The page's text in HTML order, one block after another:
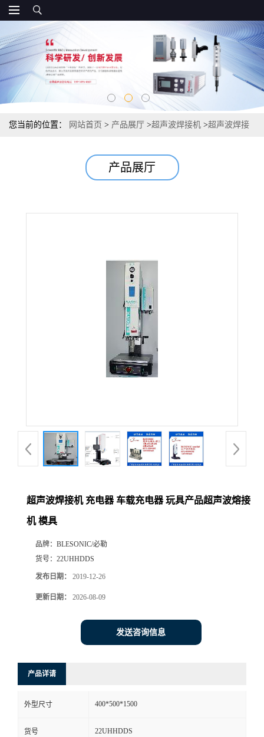
您当前的位置： 网站首页 > 产品展厅 >超声波焊接机 >超声波焊接
产品展厅
超声波焊接机 充电器 车载充电器 玩具产品超声波熔接
机 模具
品牌： BLESONIC/必勒
货号： 22UHHDDS
发布日期： 2019-12-26
更新日期： 2026-08-09
发送咨询信息
产品详请
外型尺寸 400*500*1500
货号 22UHHDDS